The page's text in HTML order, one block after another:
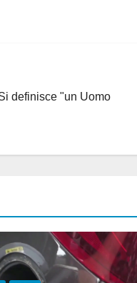
definisce "un Uomo